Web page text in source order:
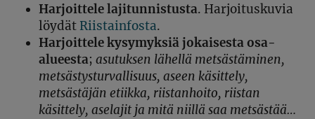
Harjoittele lajitunnistusta. Harjoituskuvia
löydät Riistainfosta.
Harjoittele kysymyksiä jokaisesta osa-
alueesta; asutuksen lähellä metsästäminen,
metsästysturvallisuus, aseen käsittely,
metsästäjän etiikka, riistanhoito, riistan
käsittely, aselajit ja mitä niillä saa metsästää…